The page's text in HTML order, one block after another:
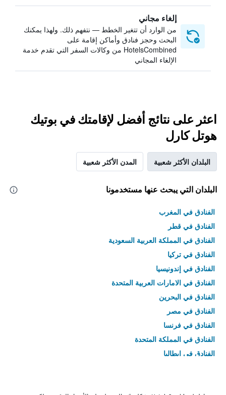
إلغاء مجاني
من الوارد أن تتغير الخطط — نتفهم ذلك. ولهذا يمكنك
البحث وحجز فنادق وأماكن إقامة على
HotelsCombined من وكالات السفر التي تقدم خدمة
الإلغاء المجاني
اعثر على نتائج أفضل لإقامتك في بوتيك
هوتل كارل
البلدان الأكثر شعبية المدن الأكثر شعبية
البلدان التي يبحث عنها مستخدمونا
الفنادق في المغرب
الفنادق في قطر
الفنادق في المملكة العربية السعودية
الفنادق في تركيا
الفنادق في إندونيسيا
الفنادق في الامارات العربية المتحدة
الفنادق في البحرين
الفنادق في مصر
الفنادق في فرنسا
الفنادق في المملكة المتحدة
الفنادق في إيطاليا